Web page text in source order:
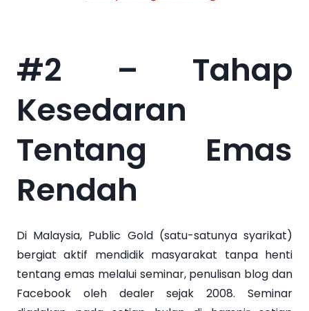
#2 – Tahap
Kesedaran
Tentang Emas
Rendah
Di Malaysia, Public Gold (satu-satunya syarikat)
bergiat aktif mendidik masyarakat tanpa henti
tentang emas melalui seminar, penulisan blog dan
Facebook oleh dealer sejak 2008. Seminar